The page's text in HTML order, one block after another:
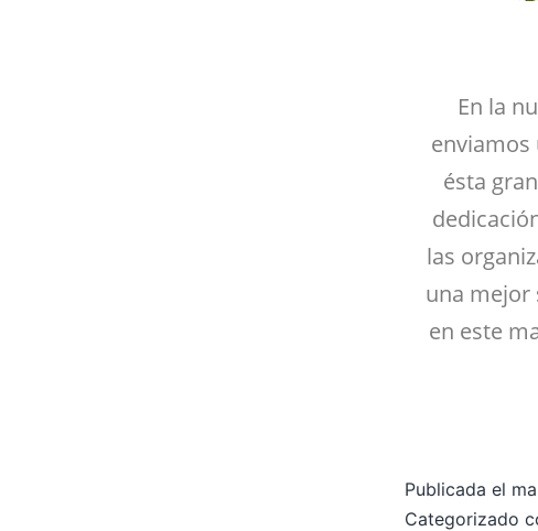
En la
enviamos
ésta
las
una mejor
en este
Publicada el
Categorizado